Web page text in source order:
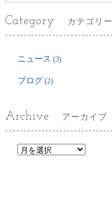
Category カテゴリー
ニュース (3)
ブログ (2)
Archive アーカイブ